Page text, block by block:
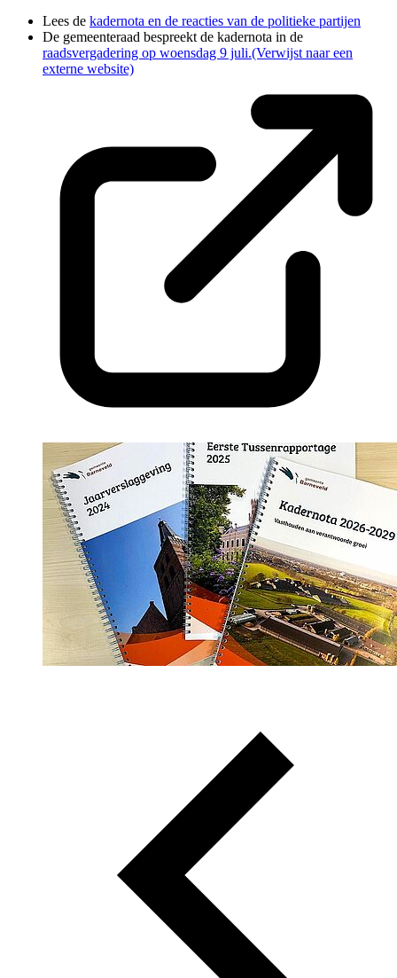
Lees de kadernota en de reacties van de politieke partijen
De gemeenteraad bespreekt de kadernota in de
raadsvergadering op woensdag 9 juli.(Verwijst naar een
externe website)